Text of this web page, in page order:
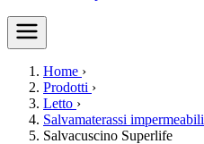
Home ›
Prodotti ›
Letto ›
Salvamaterassi impermeabili
Salvacuscino Superlife